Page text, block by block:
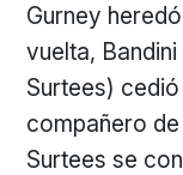
Gurney
vuelta,
Surtees)
compañero
Surtees se